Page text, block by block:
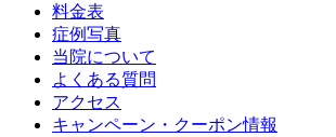
料金表
症例写真
当院について
よくある質問
アクセス
キャンペーン・クーポン情報